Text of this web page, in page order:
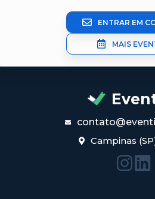
ENTRAR EM
MAIS
Campinas